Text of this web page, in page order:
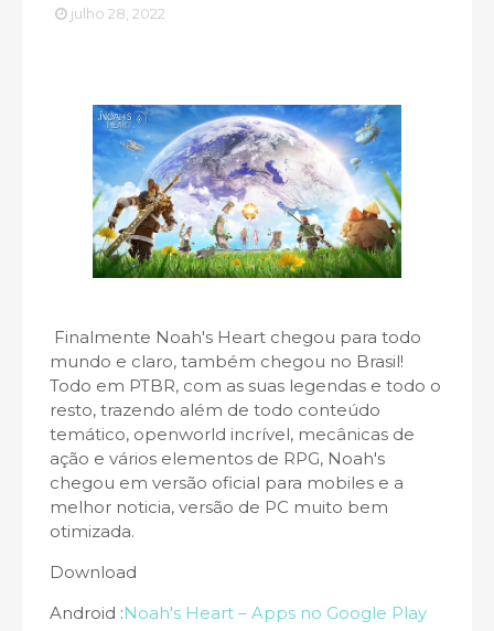
julho 28, 2022
Finalmente Noah's Heart chegou para todo
mundo e claro, também chegou no Brasil!
Todo em PTBR, com as suas legendas e todo o
resto, trazendo além de todo conteúdo
temático, openworld incrível, mecânicas de
ação e vários elementos de RPG, Noah's
chegou em versão oficial para mobiles e a
melhor noticia, versão de PC muito bem
otimizada.
Download
Android :Noah's Heart – Apps no Google Play